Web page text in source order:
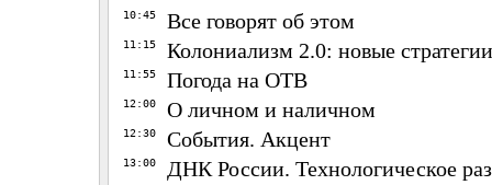
10:45 Все говорят об этом
11:15 Колониализм 2.0: новые
11:55 Погода на ОТВ
12:00 О личном и наличном
12:30 События. Акцент
13:00 ДНК России. Технологическое